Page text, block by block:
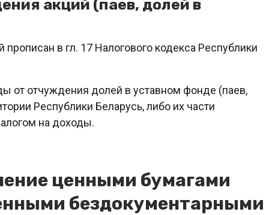
акций (паев, долей в
в гл. 17 Налогового кодекса Республики
от отчуждения долей в уставном фонде (паев,
Республики Беларусь, либо их части
на доходы.
ценными бумагами
бездокументарными